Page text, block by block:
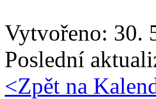
Vytvořeno: 30.
Poslední
<Zpět na